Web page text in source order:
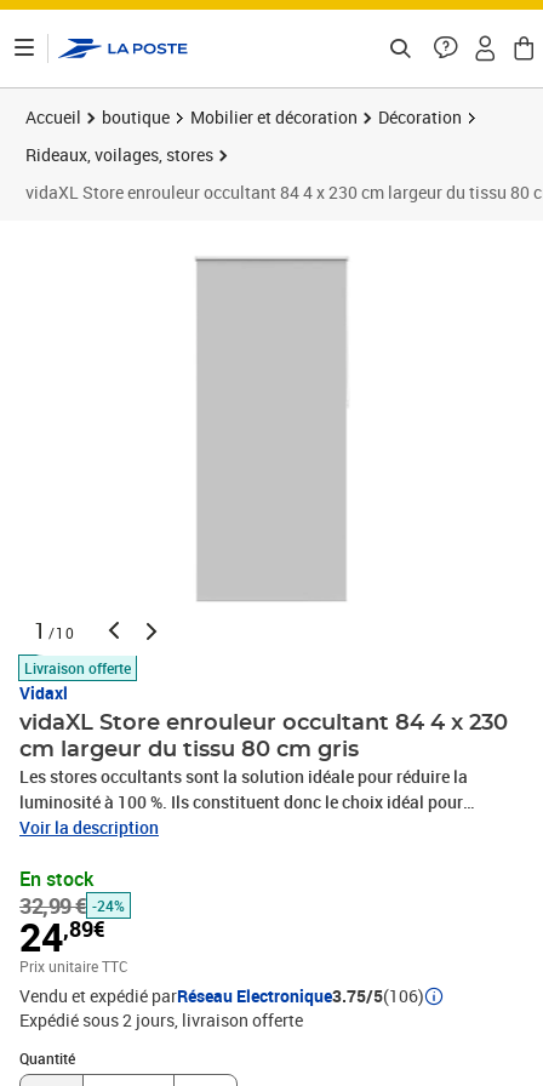
Accueil boutique Mobilier et décoration
Décoration
Rideaux, voilages, stores
vidaXL Store enrouleur occultant 84 4 x 230 cm largeur du tissu 80
1 /10
Livraison offerte
Vidaxl
vidaXL Store enrouleur occultant 84 4 x 230
cm largeur du tissu 80 cm gris
Les stores occultants sont la solution idéale pour réduire la
luminosité à 100 %. Ils constituent donc le choix idéal pour
bloquer la lumière dans n'importe quelle pièce de votre maison ou
store est recouvert d'une couche thermoplastique de couleur
argentée. Cette couche bloque non seulement complètement la
lumière, mais ses propriétés thermiques permettent également de
garder votre pièce plus chaude en hiver et plus fraîche en été.
Grâce aux accessoires de montage fournis, ces stores sont faciles
à installer et à utiliser. Vous pouvez les installer au mur ou au
plafond à l'aide des vis et des chevilles fournies, ou les suspendre
à un rebord de fenêtre. La chaîne de traction peut être montée à
Voir la description
En stock
32,99 € -24%
24,89€
Prix unitaire TTC
Vendu et expédié parRéseau Electronique3.75/5(106)
Expédié sous 2 jours livraison offerte
Quantité
Quantité : 1